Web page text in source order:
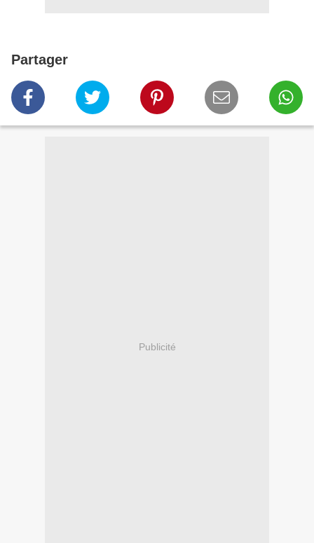
Partager
Publicité